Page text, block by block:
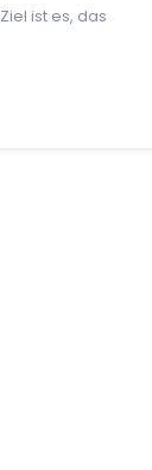
ist es, das